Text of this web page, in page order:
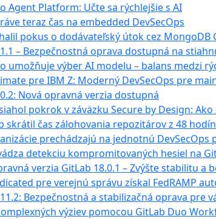
Agent Platform: Učte sa rýchlejšie s AI
teraz čas na embedded DevSecOps
pokus o dodávateľský útok cez MongoDB
– Bezpečnostná oprava dostupná na
umožňuje výber AI modelu – balans medzi
pre IBM Z: Moderný DevSecOps pre
Nová opravná verzia dostupná
pokrok v záväzku Secure by Design:
skrátil čas zálohovania repozitárov z 48
prechádzajú na jednotnú
detekciu kompromitovaných hesiel na
verzia GitLab 18.0.1 – Zvýšte stabilitu a
pre verejnú správu získal FedRAMP
Bezpečnostná a stabilizačná oprava pre
výziev pomocou GitLab Duo